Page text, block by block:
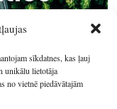
sīkdatnes, kas ļauj
unikālu lietotāja
no vietnē piedāvātajām